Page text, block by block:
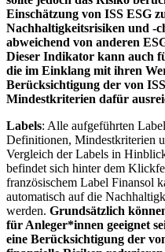
Einschätzung von ISS ESG
Nachhaltigkeitsrisiken und -
abweichend von anderen
Dieser Indikator kann auch
die im Einklang mit ihren
Berücksichtigung der von
Mindestkriterien dafür
Labels: Alle aufgeführten
Definitionen, Mindestkriterien
Vergleich der Labels in
befindet sich hinter dem
französischem Label Finansol
automatisch auf die
werden. Grundsätzlich
für Anleger*innen geeignet
eine Berücksichtigung der